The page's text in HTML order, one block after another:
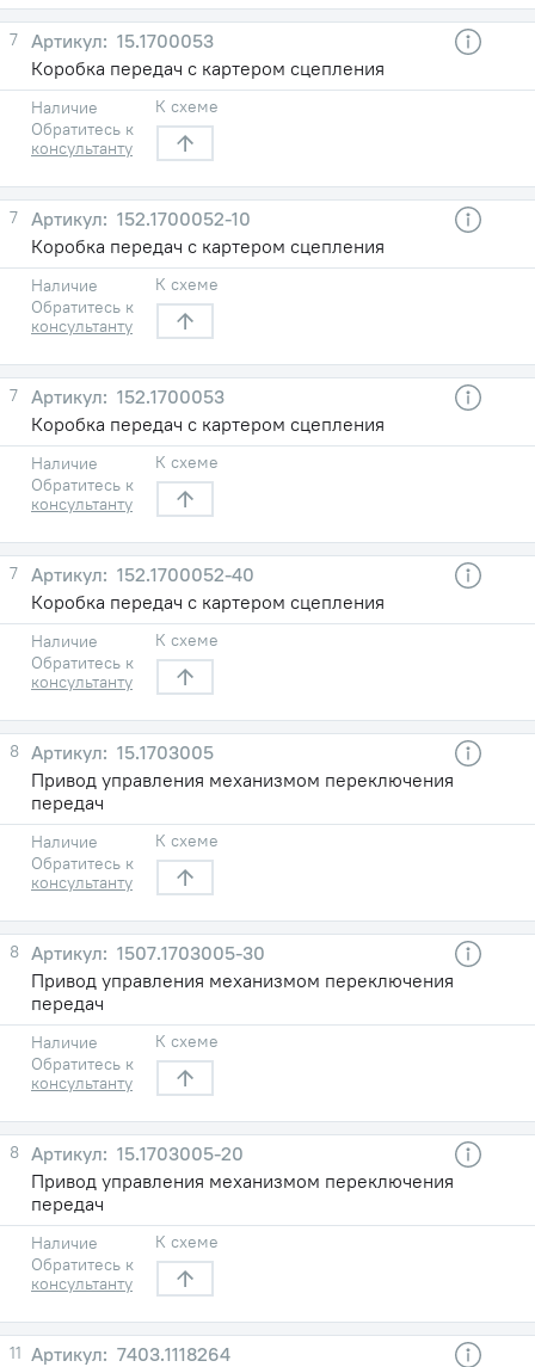
7
15.1700053
Коробка передач с картером сцепления
Наличие
Обратитесь к
консультанту
К схеме
7
152.1700052-10
Коробка передач с картером сцепления
Наличие
Обратитесь к
консультанту
К схеме
7
152.1700053
Коробка передач с картером сцепления
Наличие
Обратитесь к
консультанту
К схеме
7
152.1700052-40
Коробка передач с картером сцепления
Наличие
Обратитесь к
консультанту
К схеме
8
15.1703005
Привод управления механизмом переключения
передач
Наличие
Обратитесь к
консультанту
К схеме
8
1507.1703005-30
Привод управления механизмом переключения
передач
Наличие
Обратитесь к
консультанту
К схеме
8
15.1703005-20
Привод управления механизмом переключения
передач
Наличие
Обратитесь к
консультанту
К схеме
11
7403.1118264